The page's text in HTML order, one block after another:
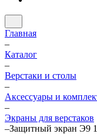
Главная
–
Каталог
–
Верстаки и столы
–
Аксессуары и
–
Экраны для верстаков
–Защитный экран Э9